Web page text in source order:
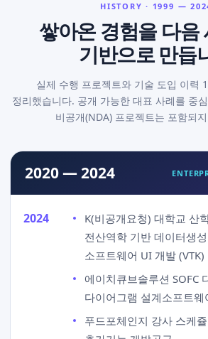
HISTORY · 1999 —
쌓아온 경험을 다음
기반으로 만듭
실제 수행 프로젝트와 기술 도입 이력
정리했습니다. 공개 가능한 대표 사례를 중
비공개(NDA) 프로젝트는 포함되
2020 — 2024
2024
K(비공개요청) 대학교 산
전산역학 기반 데이터생
소프트웨어 UI 개발 (VTK)
에이치큐브솔루션 SOFC
다이어그램 설계소프트
푸드포체인지 강사 스케